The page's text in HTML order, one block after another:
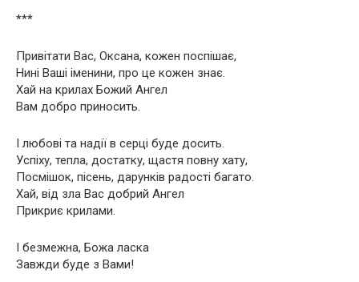
***
Привітати Вас, Оксана, кожен поспішає,
Нині Ваші іменини, про це кожен знає.
Хай на крилах Божий Ангел
Вам добро приносить.
І любові та надії в серці буде досить.
Успіху, тепла, достатку, щастя повну хату,
Посмішок, пісень, дарунків радості багато.
Хай, від зла Вас добрий Ангел
Прикриє крилами.
І безмежна, Божа ласка
Завжди буде з Вами!